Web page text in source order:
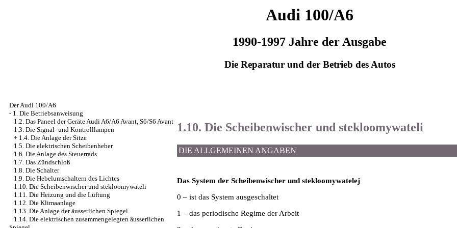
Audi 100/A6
1990-1997 Jahre der Ausgabe
Die Reparatur und der Betrieb des Autos
Der Audi 100/A6
- 1. Die Betriebsanweisung
1.2. Das Paneel der Geräte Audi A6/A6 Avant, S6/S6 Avant
1.3. Die Signal- und Kontrolllampen
+ 1.4. Die Anlage der Sitze
1.5. Die elektrischen Scheibenheber
1.6. Die Anlage des Steuerrads
1.7. Das Zündschloß
1.8. Die Schalter
1.9. Die Hebelumschaltern des Lichtes
1.10. Die Scheibenwischer und stekloomywateli
1.11. Die Heizung und die Lüftung
1.12. Die Klimaanlage
1.13. Die Anlage der äusserlichen Spiegel
1.14. Die elektrischen zusammengelegten äusserlichen
1.10. Die Scheibenwischer und stekloomywateli
DIE ALLGEMEINEN ANGABEN
Das System der Scheibenwischer und stekloomywatelej
0 – ist das System ausgeschaltet
1 – das periodische Regime der Arbeit